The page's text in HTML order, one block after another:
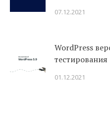
07.12.2021
WordPress
тестирования
01.12.2021